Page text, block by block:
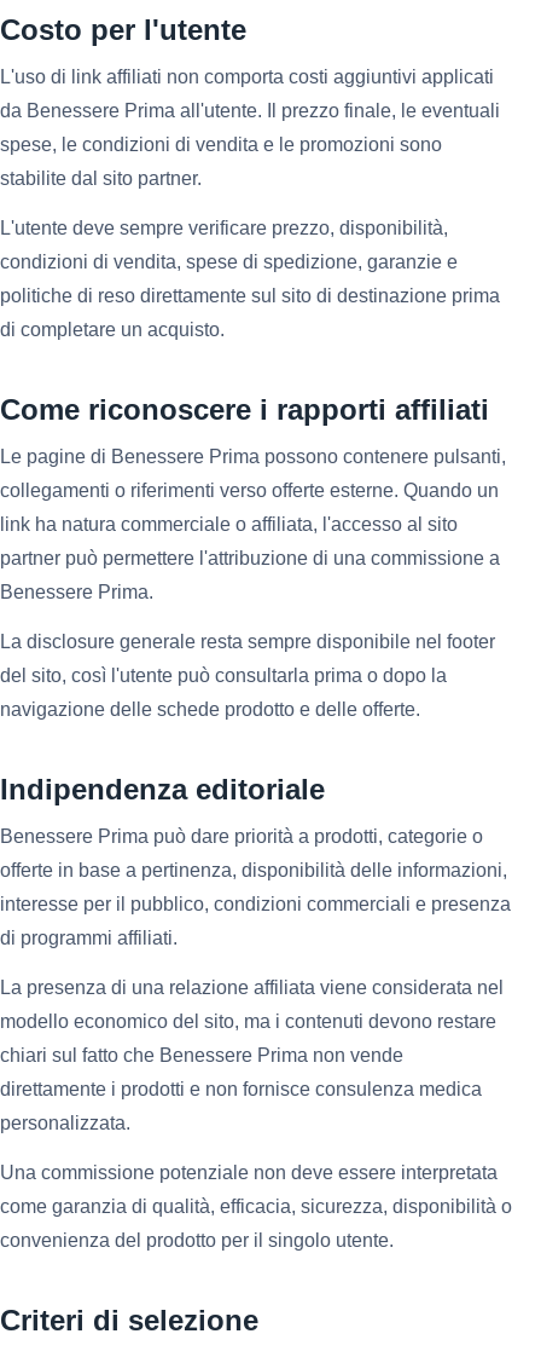
Costo per l'utente
L'uso di link affiliati non comporta costi aggiuntivi applicati
da Benessere Prima all'utente. Il prezzo finale, le eventuali
spese, le condizioni di vendita e le promozioni sono
stabilite dal sito partner.
L'utente deve sempre verificare prezzo, disponibilità,
condizioni di vendita, spese di spedizione, garanzie e
politiche di reso direttamente sul sito di destinazione prima
di completare un acquisto.
Come riconoscere i rapporti affiliati
Le pagine di Benessere Prima possono contenere pulsanti,
collegamenti o riferimenti verso offerte esterne. Quando un
link ha natura commerciale o affiliata, l'accesso al sito
partner può permettere l'attribuzione di una commissione a
Benessere Prima.
La disclosure generale resta sempre disponibile nel footer
del sito, così l'utente può consultarla prima o dopo la
navigazione delle schede prodotto e delle offerte.
Indipendenza editoriale
Benessere Prima può dare priorità a prodotti, categorie o
offerte in base a pertinenza, disponibilità delle informazioni,
interesse per il pubblico, condizioni commerciali e presenza
di programmi affiliati.
La presenza di una relazione affiliata viene considerata nel
modello economico del sito, ma i contenuti devono restare
chiari sul fatto che Benessere Prima non vende
direttamente i prodotti e non fornisce consulenza medica
personalizzata.
Una commissione potenziale non deve essere interpretata
come garanzia di qualità, efficacia, sicurezza, disponibilità o
convenienza del prodotto per il singolo utente.
Criteri di selezione